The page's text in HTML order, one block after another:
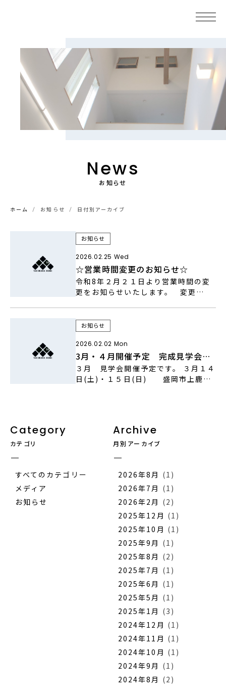
News
お知らせ
ホーム お知らせ 日付別アーカイブ
お知らせ
2026.02.25 Wed
☆営業時間変更のお知らせ☆
令和8年２月２１日より営業時間の変
更をお知らせいたします。 変更
間 AM ９：００ ～ PM １７：３０
&nbs […]
お知らせ
2026.02.02 Mon
3月・４月開催予定 完成見学会情
報
３月 見学会開催予定です。 ３月１４
日(土)・１５日(日) 盛岡市上鹿妻
Category
カテゴリ
すべてのカテゴリー
メディア
お知らせ
Archive
月別アーカイブ
2026年8月 (1)
2026年7月 (1)
2026年2月 (2)
2025年12月 (1)
2025年10月 (1)
2025年9月 (1)
2025年8月 (2)
2025年7月 (1)
2025年6月 (1)
2025年5月 (1)
2025年1月 (3)
2024年12月 (1)
2024年11月 (1)
2024年10月 (1)
2024年9月 (1)
2024年8月 (2)